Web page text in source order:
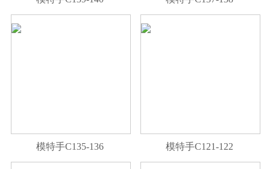
模特手C135-136 模特手C121-122